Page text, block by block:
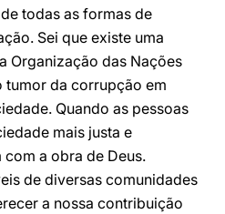
todas as formas de
Sei que existe uma
Organização das Nações
tumor da corrupção em
Quando as pessoas
mais justa e
a obra de Deus.
de diversas comunidades
a nossa contribuição